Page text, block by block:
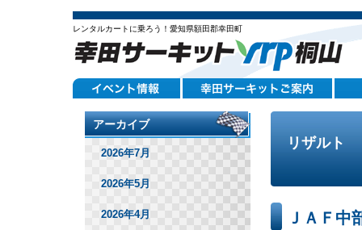
レンタルカートに乗ろう！愛知県額田郡幸田町
リザルト
ＪＡＦ
アーカイブ
2026年7月
2026年5月
2026年4月